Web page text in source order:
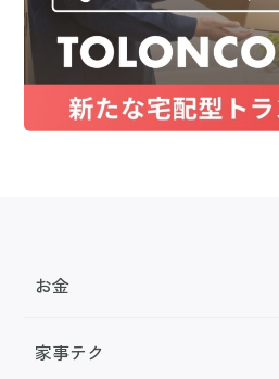
お金
家事テク